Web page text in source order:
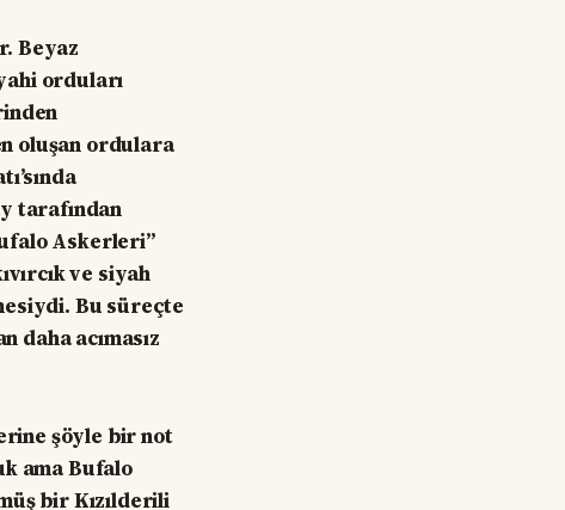
Beyaz
orduları
oluşan ordulara
tarafından
Askerleri”
ve siyah
Bu süreçte
acımasız
şöyle bir not
ama Bufalo
bir Kızılderili